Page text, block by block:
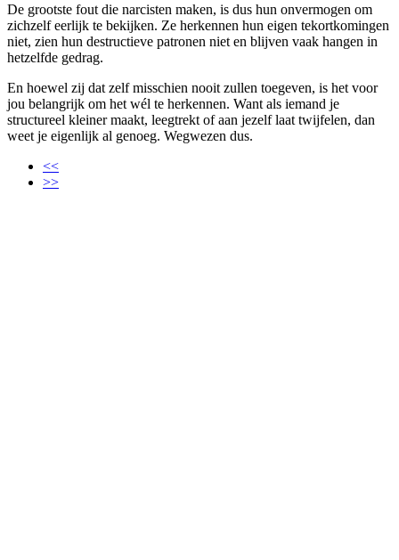
De grootste fout die narcisten maken, is dus hun onvermogen om
zichzelf eerlijk te bekijken. Ze herkennen hun eigen tekortkomingen
niet, zien hun destructieve patronen niet en blijven vaak hangen in
hetzelfde gedrag.
En hoewel zij dat zelf misschien nooit zullen toegeven, is het voor
jou belangrijk om het wél te herkennen. Want als iemand je
structureel kleiner maakt, leegtrekt of aan jezelf laat twijfelen, dan
weet je eigenlijk al genoeg. Wegwezen dus.
<<
>>